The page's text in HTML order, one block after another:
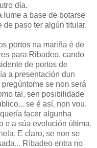
día.
lume a base de botarse
paso ter algún titular.
portos na mariña é de
para Ribadeo, cando
de portos de
a presentación dun
se non será
tal, sen posibilidade
se é así, non vou.
facer algunha
e a súa evolución última,
E claro, se non se
Ribadeo entra no